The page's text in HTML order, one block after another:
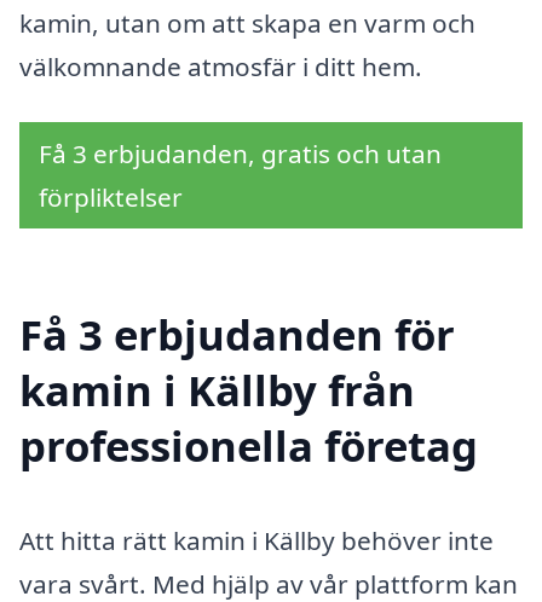
kamin, utan om att skapa en varm och
välkomnande atmosfär i ditt hem.
Få 3 erbjudanden, gratis och utan
förpliktelser
Få 3 erbjudanden för
kamin i Källby från
professionella företag
Att hitta rätt kamin i Källby behöver inte
vara svårt. Med hjälp av vår plattform kan